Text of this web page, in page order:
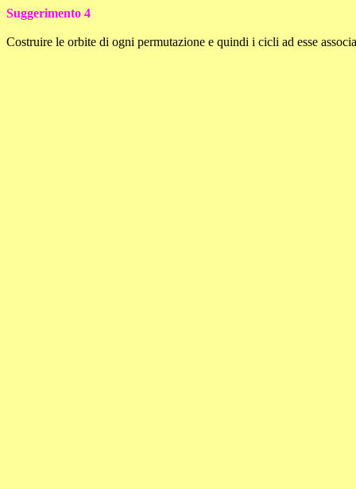
Suggerimento 4
Costruire le orbite di ogni permutazione e quindi i cicli ad esse